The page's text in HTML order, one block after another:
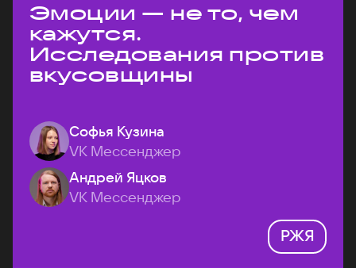
Эмоции — не то, чем
кажутся.
Исследования против
вкусовщины
Софья Кузина
VK Мессенджер
Андрей Яцков
VK Мессенджер
РЖЯ